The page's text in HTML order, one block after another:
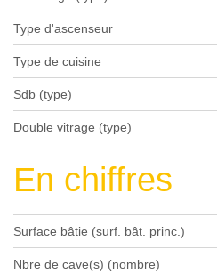
Type d'ascenseur
Type de cuisine
Sdb (type)
Double vitrage (type)
En chiffres
Surface bâtie (surf. bât. princ.)
Nbre de cave(s) (nombre)